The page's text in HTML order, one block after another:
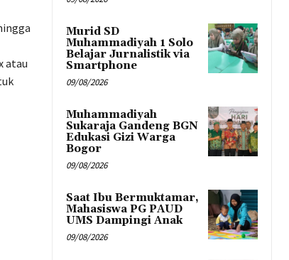
atau
Murid SD
Muhammadiyah 1 Solo
Belajar Jurnalistik via
Smartphone
09/08/2026
Muhammadiyah
Sukaraja Gandeng BGN
Edukasi Gizi Warga
Bogor
09/08/2026
Saat Ibu Bermuktamar,
Mahasiswa PG PAUD
UMS Dampingi Anak
09/08/2026